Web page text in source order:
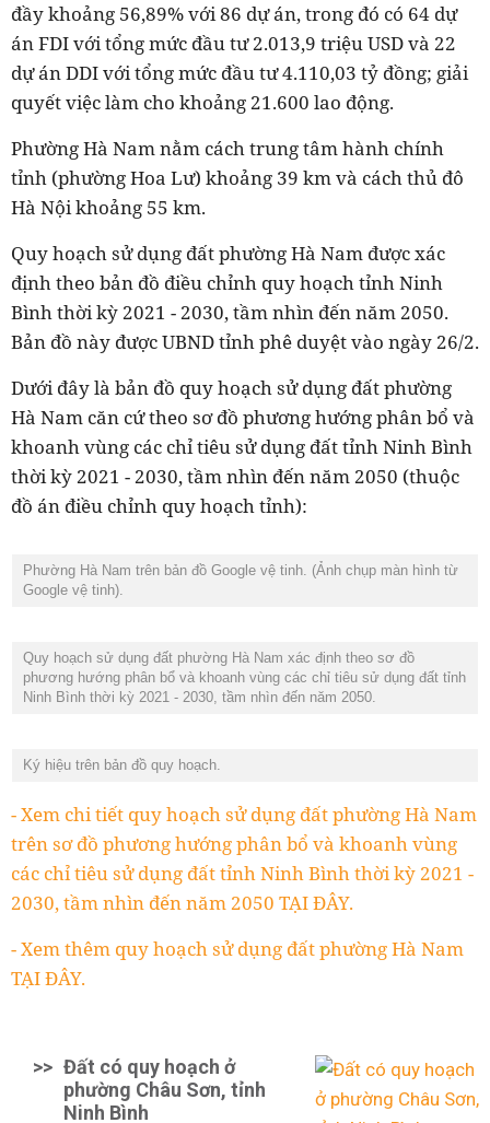
đầy khoảng 56,89% với 86 dự án, trong đó có 64 dự
án FDI với tổng mức đầu tư 2.013,9 triệu USD và 22
dự án DDI với tổng mức đầu tư 4.110,03 tỷ đồng; giải
quyết việc làm cho khoảng 21.600 lao động.
Phường Hà Nam nằm cách trung tâm hành chính
tỉnh (phường Hoa Lư) khoảng 39 km và cách thủ đô
Hà Nội khoảng 55 km.
Quy hoạch sử dụng đất phường Hà Nam được xác
định theo bản đồ điều chỉnh quy hoạch tỉnh Ninh
Bình thời kỳ 2021 - 2030, tầm nhìn đến năm 2050.
Bản đồ này được UBND tỉnh phê duyệt vào ngày 26/2.
Dưới đây là bản đồ quy hoạch sử dụng đất phường
Hà Nam căn cứ theo sơ đồ phương hướng phân bổ và
khoanh vùng các chỉ tiêu sử dụng đất tỉnh Ninh Bình
thời kỳ 2021 - 2030, tầm nhìn đến năm 2050 (thuộc
đồ án điều chỉnh quy hoạch tỉnh):
Phường Hà Nam trên bản đồ Google vệ tinh. (Ảnh chụp màn hình từ
Google vệ tinh).
Quy hoạch sử dụng đất phường Hà Nam xác định theo sơ đồ
phương hướng phân bổ và khoanh vùng các chỉ tiêu sử dụng đất tỉnh
Ninh Bình thời kỳ 2021 - 2030, tầm nhìn đến năm 2050.
Ký hiệu trên bản đồ quy hoạch.
- Xem chi tiết quy hoạch sử dụng đất phường Hà Nam
trên sơ đồ phương hướng phân bổ và khoanh vùng
các chỉ tiêu sử dụng đất tỉnh Ninh Bình thời kỳ 2021 -
2030, tầm nhìn đến năm 2050 TẠI ĐÂY.
- Xem thêm quy hoạch sử dụng đất phường Hà Nam
TẠI ĐÂY.
>> Đất có quy hoạch ở
phường Châu Sơn, tỉnh
Ninh Bình